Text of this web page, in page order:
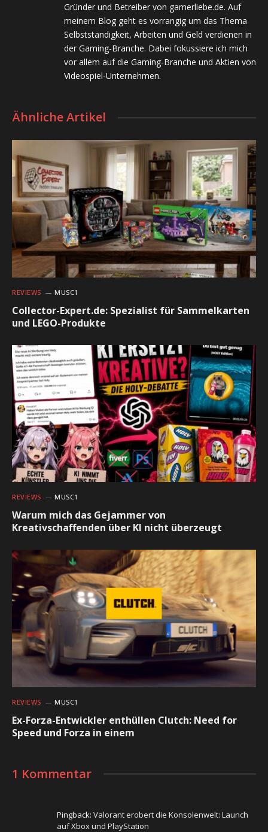
Gründer und Betreiber von gamerliebe.de. Auf
meinem Blog geht es vorrangig um das Thema
Selbstständigkeit, Arbeiten und Geld verdienen in
der Gaming-Branche. Dabei fokussiere ich mich
vor allem auf die Gaming-Branche und Aktien von
Videospiel-Unternehmen.
Ähnliche Artikel
REVIEWS MUSC1
Collector-Expert.de: Spezialist für Sammelkarten
und LEGO-Produkte
REVIEWS MUSC1
Warum mich das Gejammer von
Kreativschaffenden über KI nicht überzeugt
REVIEWS MUSC1
Ex-Forza-Entwickler enthüllen Clutch: Need for
Speed und Forza in einem
1 Kommentar
Pingback: Valorant erobert die Konsolenwelt: Launch
auf Xbox und PlayStation